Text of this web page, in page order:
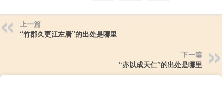
上一篇
“竹郡久更江左唐”的出处是哪里
下一篇
“亦以成天仁”的出处是哪里